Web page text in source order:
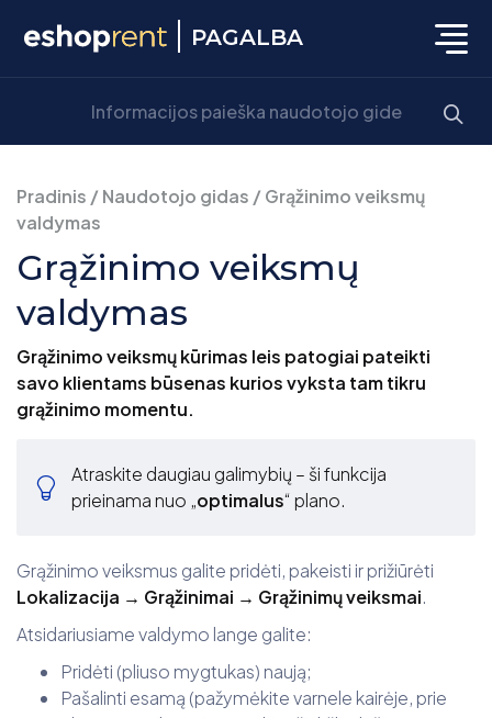
PAGALBA
Pradinis /Naudotojo gidas /Grąžinimo veiksmų
valdymas
Grąžinimo veiksmų
valdymas
Grąžinimo veiksmų kūrimas leis patogiai pateikti
savo klientams būsenas kurios vyksta tam tikru
grąžinimo momentu.
Atraskite daugiau galimybių – ši funkcija
prieinama nuo „optimalus“ plano.
Grąžinimo veiksmus galite pridėti, pakeisti ir prižiūrėti
Lokalizacija → Grąžinimai → Grąžinimų veiksmai.
Atsidariusiame valdymo lange galite:
Pridėti (pliuso mygtukas) naują;
Pašalinti esamą (pažymėkite varnele kairėje, prie